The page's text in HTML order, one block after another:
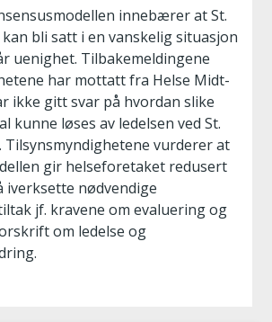
innebærer at St.
bli satt i en vanskelig situasjon
uenighet. Tilbakemeldingene
har mottatt fra Helse Midt-
ikke gitt svar på hvordan slike
kunne løses av ledelsen ved St.
Tilsynsmyndighetene vurderer at
gir helseforetaket redusert
iverksette nødvendige
jf. kravene om evaluering og
om ledelse og